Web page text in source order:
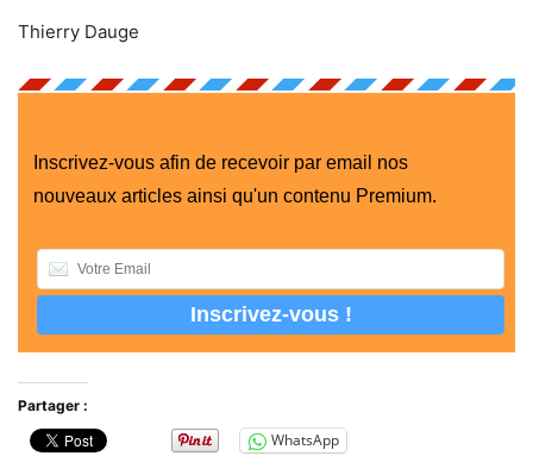
Thierry Dauge
Inscrivez-vous afin de recevoir par email nos
nouveaux articles ainsi qu'un contenu Premium.
Partager :
WhatsApp